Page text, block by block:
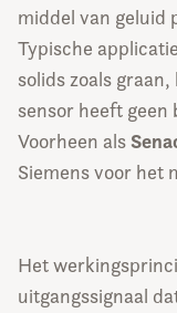
middel van geluid
Typische
solids zoals
sensor heeft geen
Voorheen als
Siemens voor het
Het
uitgangssignaal